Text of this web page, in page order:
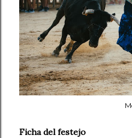
Ficha del festejo